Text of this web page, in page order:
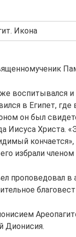
Икона
воспитывался и
в Египет,
он был
Иисуса Христа.
избрали
проповедовал
Дионисия.